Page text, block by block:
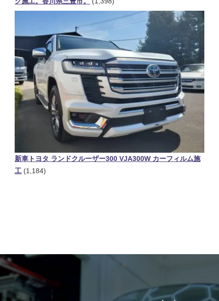
新車トヨタ ランドクルーザー300 VJA300W カーフィルム施
工 (1,184)